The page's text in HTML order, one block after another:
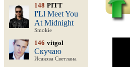
148 PITT
I'Ll Meet You
At Midnight
Smokie
146 vitgol
Скучаю
Исакова Светлана